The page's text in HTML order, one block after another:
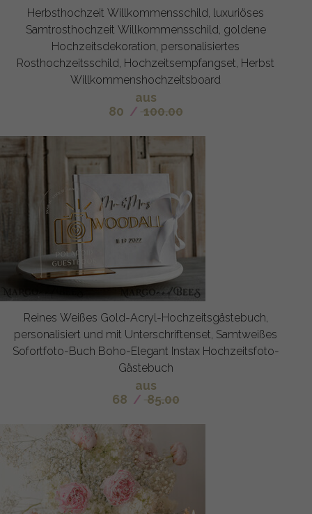
Herbsthochzeit Willkommensschild, luxuriöses
Samtrosthochzeit Willkommensschild, goldene
Hochzeitsdekoration, personalisiertes
Rosthochzeitsschild, Hochzeitsempfangset, Herbst
Willkommenshochzeitsboard
aus
80 / 100.00
Reines Weißes Gold-Acryl-Hochzeitsgästebuch,
personalisiert und mit Unterschriftenset, Samtweißes
Sofortfoto-Buch Boho-Elegant Instax Hochzeitsfoto-
Gästebuch
aus
68 / 85.00